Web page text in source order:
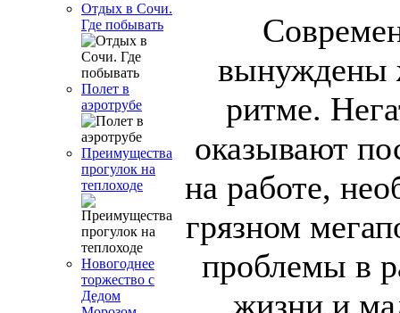
Отдых в Сочи.
Где побывать
Полет в
аэротрубе
Преимущества
прогулок на
теплоходе
Новогоднее
торжество с
Дедом
вынуждены
ритме.
оказывают
на работе,
грязном
проблемы в
жизни и